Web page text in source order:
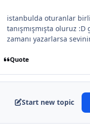
istanbulda oturanlar
tanışmışmışta oluruz
zamanı yazarlarsa
Quote
Start new topic